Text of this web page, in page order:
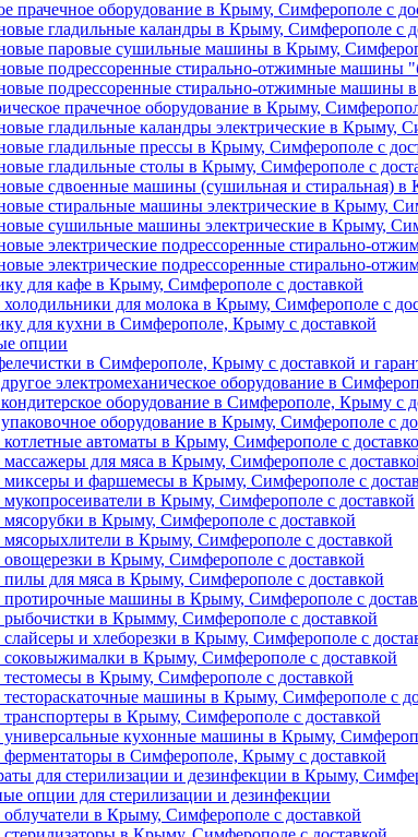
прачечное оборудование в Крыму, Симферополе с
гладильные каландры в Крыму, Симферополе с
паровые сушильные машины в Крыму,
подрессоренные стирально-отжимные машины
подрессоренные стирально-отжимные машины
прачечное оборудование в Крыму,
гладильные каландры электрические в Крыму,
гладильные прессы в Крыму, Симферополе с
гладильные столы в Крыму, Симферополе с
сдвоенные машины (сушильная и стиральная) в
стиральные машины электрические в Крыму,
сушильные машины электрические в Крыму,
электрические подрессоренные стирально-
электрические подрессоренные стирально-
для кафе в Крыму, Симферополе с доставкой
для молока в Крыму, Симферополе с
для кухни в Симферополе, Крыму с доставкой
опции
в Симферополе, Крыму с доставкой и
электромеханическое оборудование в
оборудование в Симферополе, Крыму с
оборудование в Крыму, Симферополе с
автоматы в Крыму, Симферополе с
для мяса в Крыму, Симферополе с
и фаршемесы в Крыму, Симферополе с
в Крыму, Симферополе с доставкой
в Крыму, Симферополе с доставкой
в Крыму, Симферополе с доставкой
в Крыму, Симферополе с доставкой
для мяса в Крыму, Симферополе с доставкой
машины в Крыму, Симферополе с
в Крымму, Симферополе с доставкой
и хлеборезки в Крыму, Симферополе с
в Крыму, Симферополе с доставкой
в Крыму, Симферополе с доставкой
машины в Крыму, Симферополе с
в Крыму, Симферополе с доставкой
кухонные машины в Крыму,
в Симферополе, Крыму с доставкой
для стерилизации и дезинфекции в Крыму,
опции для стерилизации и дезинфекции
в Крыму, Симферополе с доставкой